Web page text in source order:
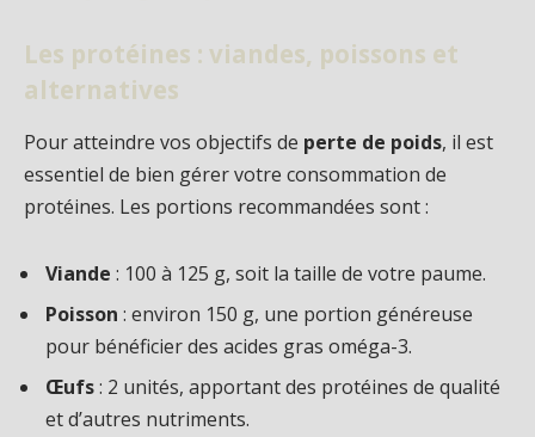
Les protéines : viandes, poissons et
alternatives
Pour atteindre vos objectifs de perte de poids, il est
essentiel de bien gérer votre consommation de
protéines. Les portions recommandées sont :
Viande : 100 à 125 g, soit la taille de votre paume.
Poisson : environ 150 g, une portion généreuse
pour bénéficier des acides gras oméga-3.
Œufs: 2 unités, apportant des protéines de qualité
et d’autres nutriments.